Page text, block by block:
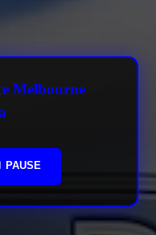
Melbourne
PAUSE